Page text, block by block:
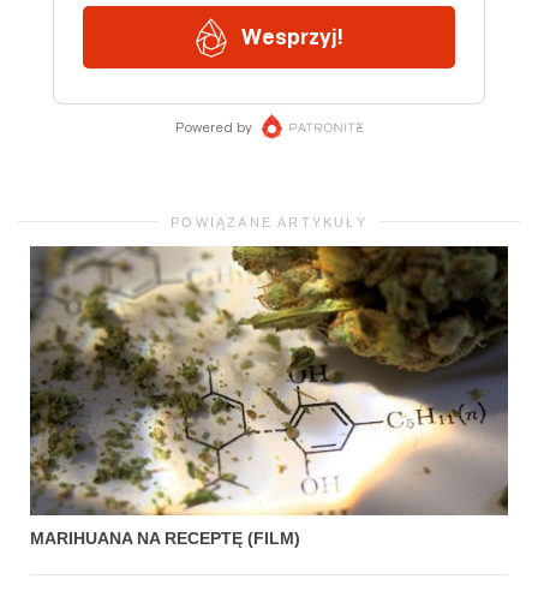
POWIĄZANE ARTYKUŁY
MARIHUANA NA RECEPTĘ (FILM)